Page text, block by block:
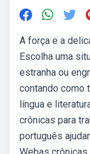
A força e a
Escolha uma
estranha ou
contando como
língua e
crônicas para
português